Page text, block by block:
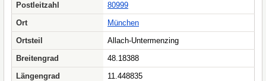
Postleitzahl
80999
Ort
München
Ortsteil
Allach-Untermenzing
Breitengrad
48.18388
Längengrad
11.448835